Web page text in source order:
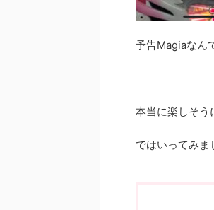
予告Magiaなん
本当に楽しそう
ではいってみま